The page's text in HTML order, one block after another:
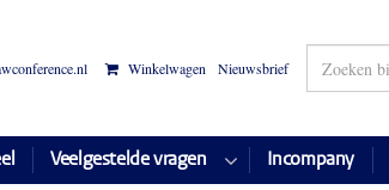
Winkelwagen Nieuwsbrief
Veelgestelde vragen Incompany